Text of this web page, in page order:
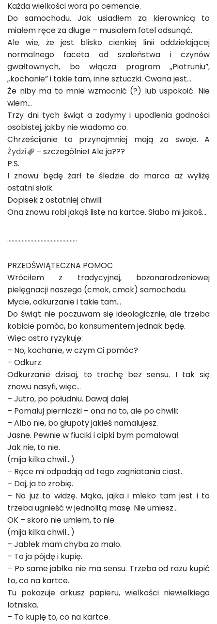
Każda wielkości wora po cemencie.
Do samochodu. Jak usiadłem za kierownicą to
miałem ręce za długie – musiałem fotel odsunąć.
Ale wie, że jest blisko cienkiej linii oddzielającej
normalnego faceta od szaleństwa i czynów
gwałtownych, bo włącza program „Piotruniu”,
„kochanie” i takie tam, inne sztuczki. Cwana jest…
Że niby ma to mnie wzmocnić (?) lub uspokoić. Nie
wiem…
Trzy dni tych świąt a zadymy i upodlenia godności
osobistej, jakby nie wiadomo co.
Chrześcijanie to przynajmniej mają za swoje. A
Żydzi
– szczególnie! Ale ja???
P.S.
I znowu będę żarł te śledzie do marca aż wyliżę
ostatni słoik.
Dopisek z ostatniej chwili:
Ona znowu robi jakąś listę na kartce. Słabo mi jakoś…
…………………………………………
PRZEDŚWIĄTECZNA POMOC
Wróciłem z tradycyjnej, bożonarodzeniowej
pielęgnacji naszego (cmok, cmok) samochodu.
Mycie, odkurzanie i takie tam…
Do świąt nie poczuwam się ideologicznie, ale trzeba
kobicie pomóc, bo konsumentem jednak będę.
Więc ostro ryzykuję:
– No, kochanie, w czym Ci pomóc?
– Odkurz.
Odkurzanie dzisiaj, to trochę bez sensu. I tak się
znowu nasyfi, więc…
– Jutro, po południu. Dawaj dalej.
– Pomaluj pierniczki – ona na to, ale po chwili:
– Albo nie, bo głupoty jakieś namalujesz.
Jasne. Pewnie w fiuciki i cipki bym pomalował.
Jak nie, to nie.
(mija kilka chwil…)
– Ręce mi odpadają od tego zagniatania ciast.
– Daj, ja to zrobię.
– No już to widzę. Mąka, jajka i mleko tam jest i to
trzeba ugnieść w jednolitą masę. Nie umiesz…
OK – skoro nie umiem, to nie.
(mija kilka chwil…)
– Jabłek mam chyba za mało.
– To ja pójdę i kupię.
– Po same jabłka nie ma sensu. Trzeba od razu kupić
to, co na kartce.
Tu pokazuje arkusz papieru, wielkości niewielkiego
lotniska.
– To kupię to, co na kartce.